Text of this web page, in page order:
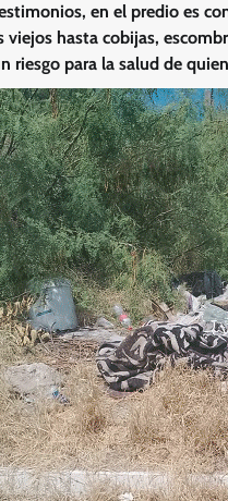
en el predio es
hasta cobijas,
riesgo para la salud de